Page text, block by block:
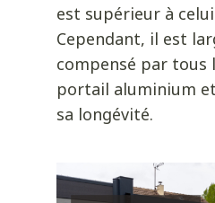
est supérieur à celui
Cependant, il est
compensé par tous
portail aluminium
sa longévité.